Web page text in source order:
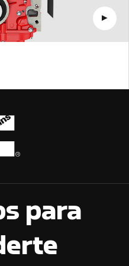
para